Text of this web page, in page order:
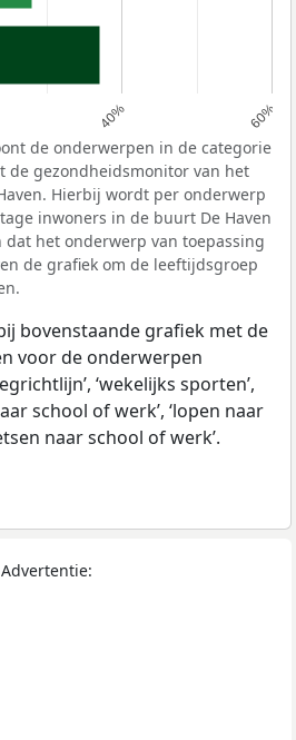
40% 60%
de onderwerpen in de categorie
de gezondheidsmonitor van het
Hierbij wordt per onderwerp
inwoners in de buurt De Haven
dat het onderwerp van toepassing
de grafiek om de leeftijdsgroep
bovenstaande grafiek met de
voor de onderwerpen
‘wekelijks sporten’,
school of werk’, ‘lopen naar
naar school of werk’.
Advertentie: